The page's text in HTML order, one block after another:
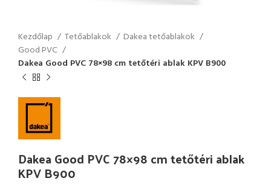
Kezdőlap Tetőablakok
Dakea tetőablakok
Good PVC
Dakea Good PVC 78×98 cm tetőtéri ablak KPV B900
Dakea Good PVC 78×98 cm tetőtéri ablak
KPV B900